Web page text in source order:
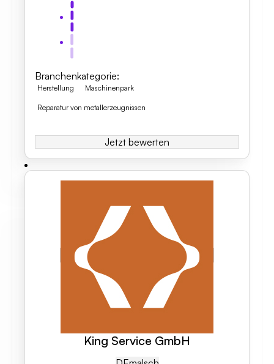
Branchenkategorie:
Herstellung Maschinenpark
Reparatur von metallerzeugnissen
Jetzt bewerten
King Service GmbH